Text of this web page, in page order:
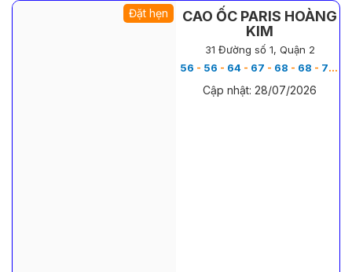
Đặt hẹn
CAO ỐC PARIS HOÀNG
KIM
31 Đường số 1, Quận 2
56 - 56 - 64 - 67 - 68 - 68 - 70 -
Cập nhật: 28/07/2026